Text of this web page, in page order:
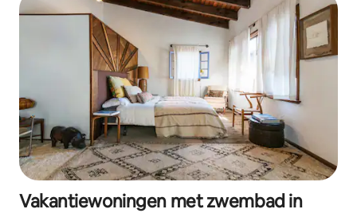
Vakantiewoningen met zwembad in